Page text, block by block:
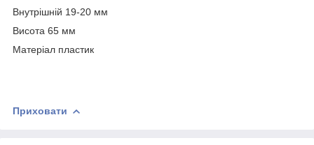
Внутрішній 19-20 мм
Висота 65 мм
Матеріал пластик
Приховати